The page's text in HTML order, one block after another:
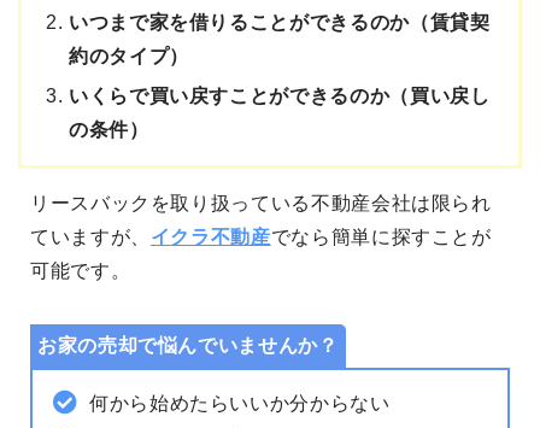
いつまで家を借りることができるのか（賃貸契
約のタイプ）
いくらで買い戻すことができるのか（買い戻し
の条件）
リースバックを取り扱っている不動産会社は限られ
ていますが、 イクラ不動産でなら簡単に探すことが
可能です。
お家の売却で悩んでいませんか？
何から始めたらいいか分からない